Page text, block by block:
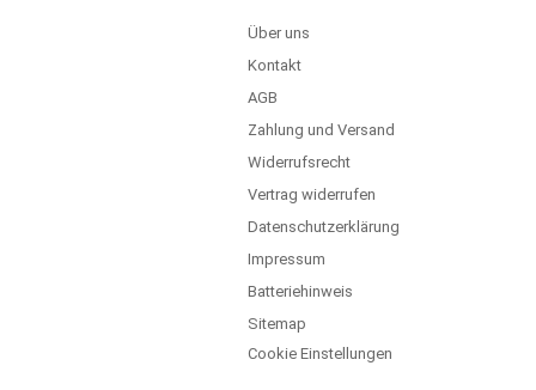
Über uns
Kontakt
AGB
Zahlung und Versand
Widerrufsrecht
Vertrag widerrufen
Datenschutzerklärung
Impressum
Batteriehinweis
Sitemap
Cookie Einstellungen